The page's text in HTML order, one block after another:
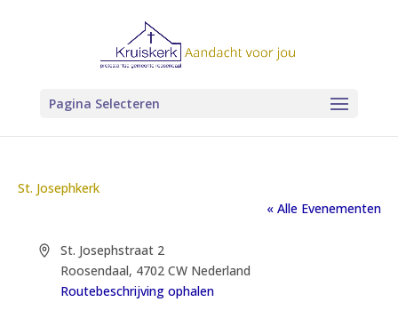
Pagina Selecteren
St. Josephkerk
« Alle Evenementen
AdresSt. Josephstraat 2
Roosendaal, 4702 CW Nederland
Routebeschrijving ophalen